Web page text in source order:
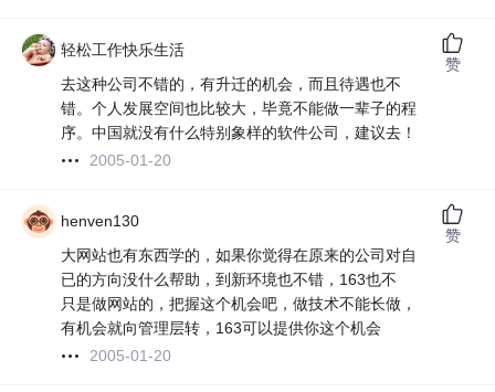
轻松工作快乐生活
去这种公司不错的，有升迁的机会，而且待遇也不
错。个人发展空间也比较大，毕竟不能做一辈子的程
序。中国就没有什么特别象样的软件公司，建议去！
2005-01-20
赞
henven130
大网站也有东西学的，如果你觉得在原来的公司对自
已的方向没什么帮助，到新环境也不错，163也不
只是做网站的，把握这个机会吧，做技术不能长做，
有机会就向管理层转，163可以提供你这个机会
2005-01-20
赞